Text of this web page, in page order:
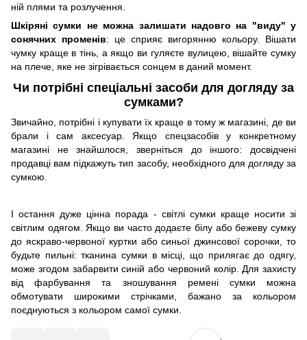
ній плями та розлучення.
Шкіряні сумки не можна залишати надовго на "виду" у
сонячних променів: це сприяє вигорянню кольору. Вішати
чумку краще в тінь, а якщо ви гуляєте вулицею, вішайте сумку
на плече, яке не зігрівається сонцем в даний момент.
Чи потрібні спеціальні засоби для догляду за
сумками?
Звичайно, потрібні і купувати їх краще в тому ж магазині, де ви
брали і сам аксесуар. Якщо спецзасобів у конкретному
магазині не знайшлося, зверніться до іншого: досвідчені
продавці вам підкажуть тип засобу, необхідного для догляду за
сумкою.
І остання дуже цінна порада - світлі сумки краще носити зі
світлим одягом. Якщо ви часто додаєте білу або бежеву сумку
до яскраво-червоної куртки або синьої джинсової сорочки, то
будьте пильні: тканина сумки в місці, що прилягає до одягу,
може згодом забарвити синій або червоний колір. Для захисту
від фарбування та зношування ремені сумки можна
обмотувати широкими стрічками, бажано за кольором
поєднуються з кольором самої сумки.